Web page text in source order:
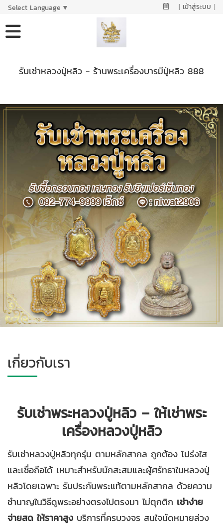
Select Language ▼ | เข้าสู่ระบบ |
รับเช่าหลวงปู่หลิว - ร้านพระเครื่องบารมีปู่หลิว 888
เกี่ยวกับเรา
รับเช่าพระหลวงปู่หลิว – ให้เช่าพระ
เครื่องหลวงปู่หลิว
รับเช่าหลวงปู่หลิวทุกรุ่น ตามหลักสากล ถูกต้อง โปร่งใส
และเชื่อถือได้ เหมาะสำหรับนักสะสมและผู้ศรัทธาในหลวงปู่
หลิวโดยเฉพาะ รับประกันพระแท้ตามหลักสากล ด้วยความ
ชำนาญในวิธีดูพระอย่างตรงไปตรงมา ไม่ตุกติก เช่าง่าย
จ่ายสด ให้ราคาสูง บริการที่ครบวงจร สนใจนัดหมายล่วง